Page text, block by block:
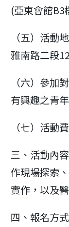
(亞東會館B3
（五）活動
雅南路二段
（六）參加
有興趣之青
（七）活動
三、活動內
作現場探索
實作，以及
四、報名方